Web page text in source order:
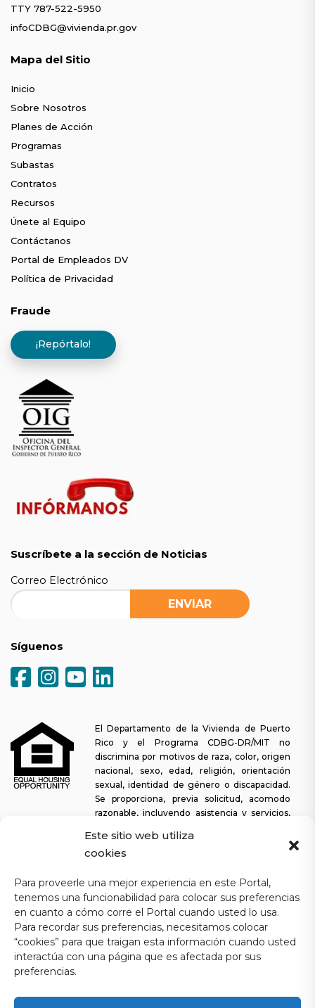
Este sitio web utiliza
cookies
Para proveerle una mejor experiencia en este Portal,
tenemos una funcionabilidad para colocar sus preferencias
en cuanto a cómo corre el Portal cuando usted lo usa.
Para recordar sus preferencias, necesitamos colocar
“cookies” para que traigan esta información cuando usted
interactúa con una página que es afectada por sus
preferencias.
TTY 787-522-5950
infoCDBG@vivienda.pr.gov
Mapa del Sitio
Inicio
Sobre Nosotros
Planes de Acción
Programas
Subastas
Contratos
Recursos
Únete al Equipo
Contáctanos
Portal de Empleados DV
Política de Privacidad
Fraude
¡Repórtalo!
Suscríbete a la sección de Noticias
Correo Electrónico
Síguenos
El Departamento de la Vivienda de Puerto
Rico y el Programa CDBG-DR/MIT no
discrimina por motivos de raza, color, origen
nacional, sexo, edad, religión, orientación
sexual, identidad de género o discapacidad.
Se proporciona, previa solicitud, acomodo
razonable, incluyendo asistencia y servicios,
oportunidad de participar en todos los programas y actividades. El
Departamento de la Vivienda se esfuerza continuamente por
lectores de pantalla, así como para otras funcionalidades
relacionadas con la accesibilidad, además de proporcionar acceso
a los documentos. Para solicitar asistencia con este sitio web o
copia de un documento específico, puede comunicarse al1-833-
234-2324.
Última actualización: 11-03-2025